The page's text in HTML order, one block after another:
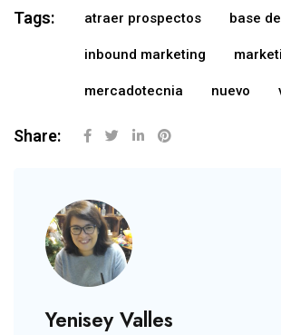
Tags: atraer prospectos base
inbound marketing
mercadotecnia nuevo
Share:
Yenisey Valles